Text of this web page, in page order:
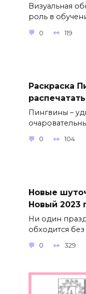
Визуальная
роль в
0 119
Раскраска
Пингвины –
0 104
Новые
Новый 2023
Ни один
обходится
0 329